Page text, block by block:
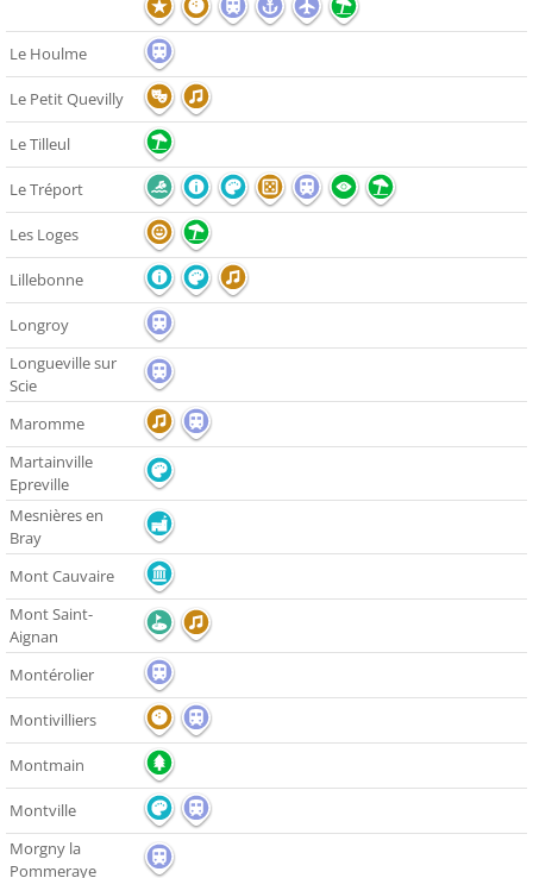
Le Houlme
Le Petit Quevilly
Le Tilleul
Le Tréport
Les Loges
Lillebonne
Longroy
Longueville sur
Scie
Maromme
Martainville
Epreville
Mesnières en
Bray
Mont Cauvaire
Mont Saint-
Aignan
Montérolier
Montivilliers
Montmain
Montville
Morgny la
Pommeraye